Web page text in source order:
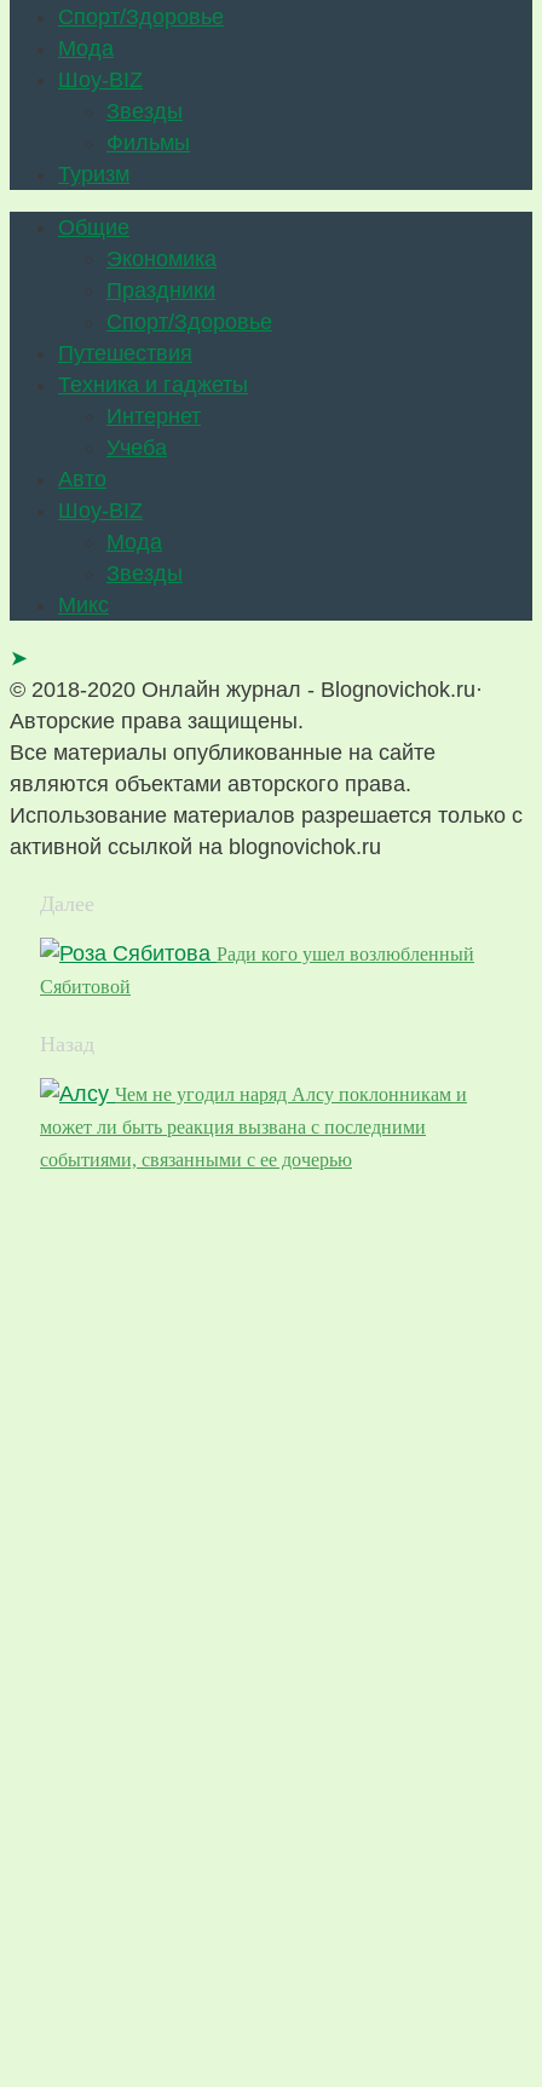
Спорт/Здоровье
Мода
Шоу-BIZ
Звезды
Фильмы
Туризм
Общие
Экономика
Праздники
Спорт/Здоровье
Путешествия
Техника и гаджеты
Интернет
Учеба
Авто
Шоу-BIZ
Мода
Звезды
Микс
➤
© 2018-2020 Онлайн журнал - Blognovichok.ru·
Авторские права защищены.
Все материалы опубликованные на сайте
являются объектами авторского права.
Использование материалов разрешается только с
активной ссылкой на blognovichok.ru
Далее
Ради кого ушел возлюбленный
Сябитовой
Назад
Чем не угодил наряд Алсу поклонникам и
может ли быть реакция вызвана с последними
событиями, связанными с ее дочерью